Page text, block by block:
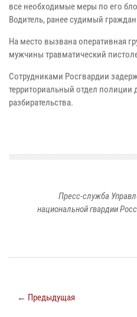
все необходимые меры по его
Водитель, ранее судимый
На место вызвана оперативная
мужчины травматический
Сотрудниками Росгвардии
территориальный отдел полиции
разбирательства.
Пресс-служба
национальной гвардии
← Предыдущая